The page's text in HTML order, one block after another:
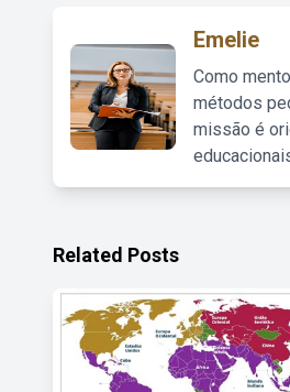
Emelie
Como
métodos
missão é
Related Posts